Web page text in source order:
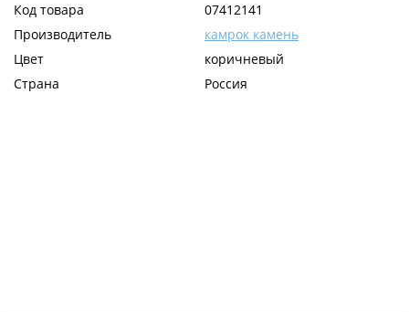
Код товара
07412141
Производитель
камрок камень
Цвет
коричневый
Страна
Россия